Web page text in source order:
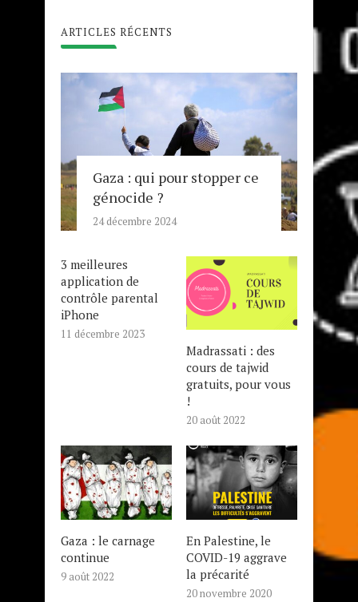
ARTICLES RÉCENTS
Gaza : qui pour stopper ce
génocide ?
24 décembre 2024
3 meilleures
application de
contrôle parental
iPhone
11 décembre 2023
Madrassati : des
cours de tajwid
gratuits, pour vous
!
20 août 2022
Gaza : le carnage
continue
9 août 2022
En Palestine, le
COVID-19 aggrave
la précarité
20 novembre 2020